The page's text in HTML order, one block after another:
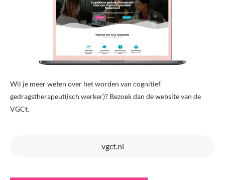
Wil je meer weten over het worden van cognitief
gedragstherapeut(isch werker)? Bezoek dan de website van de
VGCt.
vgct.nl